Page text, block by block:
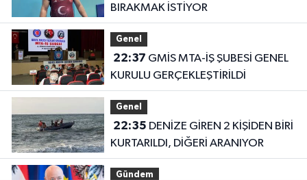
BIRAKMAK İSTİYOR
Genel
22:37
KURULU GERÇEKLEŞTİRİLDİ
Genel
22:35
KURTARILDI, DİĞERİ ARANIYOR
Gündem